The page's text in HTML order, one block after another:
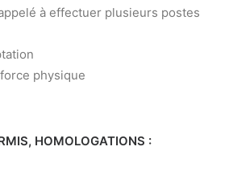
à effectuer plusieurs postes
physique
HOMOLOGATIONS :